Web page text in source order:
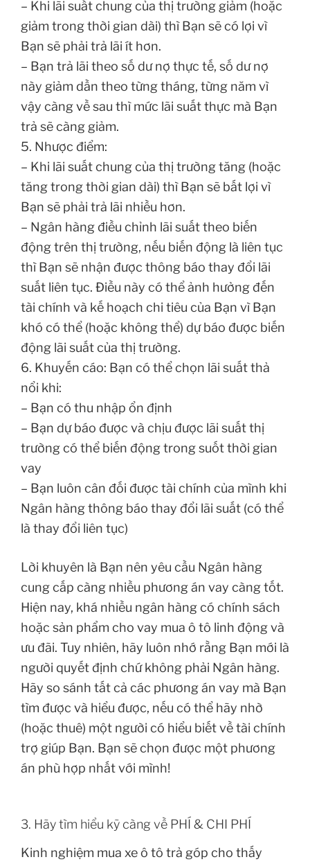
– Khi lãi suất chung của thị trường giảm (hoặc
giảm trong thời gian dài) thì Bạn sẽ có lợi vì
Bạn sẽ phải trả lãi ít hơn.
– Bạn trả lãi theo số dư nợ thực tế, số dư nợ
này giảm dần theo từng tháng, từng năm vì
vậy càng về sau thì mức lãi suất thực mà Bạn
trả sẽ càng giảm.
5. Nhược điểm:
– Khi lãi suất chung của thị trường tăng (hoặc
tăng trong thời gian dài) thì Bạn sẽ bất lợi vì
Bạn sẽ phải trả lãi nhiều hơn.
– Ngân hàng điều chỉnh lãi suất theo biến
động trên thị trường, nếu biến động là liên tục
thì Bạn sẽ nhận được thông báo thay đổi lãi
suất liên tục. Điều này có thể ảnh hưởng đến
tài chính và kế hoạch chi tiêu của Bạn vì Bạn
khó có thể (hoặc không thể) dự báo được biến
động lãi suất của thị trường.
6. Khuyến cáo: Bạn có thể chọn lãi suất thả
nổi khi:
– Bạn có thu nhập ổn định
– Bạn dự báo được và chịu được lãi suất thị
trường có thể biến động trong suốt thời gian
vay
– Bạn luôn cân đối được tài chính của mình khi
Ngân hàng thông báo thay đổi lãi suất (có thể
là thay đổi liên tục)
Lời khuyên là Bạn nên yêu cầu Ngân hàng
cung cấp càng nhiều phương án vay càng tốt.
Hiện nay, khá nhiều ngân hàng có chính sách
hoặc sản phẩm cho vay mua ô tô linh động và
ưu đãi. Tuy nhiên, hãy luôn nhớ rằng Bạn mới là
người quyết định chứ không phải Ngân hàng.
Hãy so sánh tất cả các phương án vay mà Bạn
tìm được và hiểu được, nếu có thể hãy nhờ
(hoặc thuê) một người có hiểu biết về tài chính
trợ giúp Bạn. Bạn sẽ chọn được một phương
án phù hợp nhất với mình!
3. Hãy tìm hiểu kỹ càng về PHÍ & CHI PHÍ
Kinh nghiệm mua xe ô tô trả góp cho thấy